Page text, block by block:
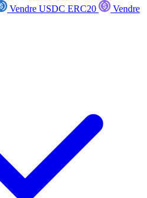
Vendre USDC ERC20
Vendre